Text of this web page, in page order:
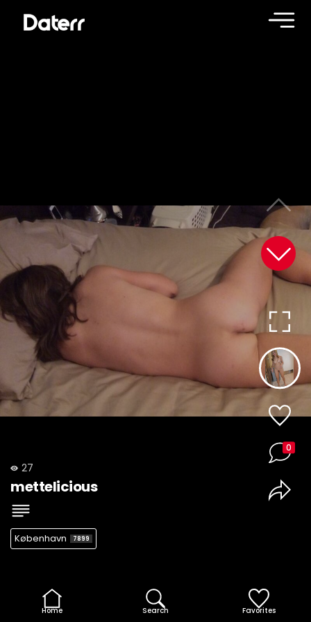
27
mettelicious
København 7899
0
Home Search Favorites